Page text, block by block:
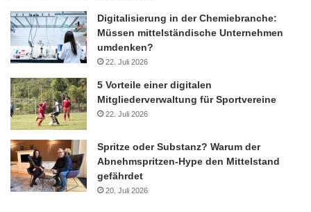
Digitalisierung in der Chemiebranche:
Müssen mittelständische Unternehmen
umdenken?
22. Juli 2026
5 Vorteile einer digitalen
Mitgliederverwaltung für Sportvereine
22. Juli 2026
Spritze oder Substanz? Warum der
Abnehmspritzen-Hype den Mittelstand
gefährdet
20. Juli 2026